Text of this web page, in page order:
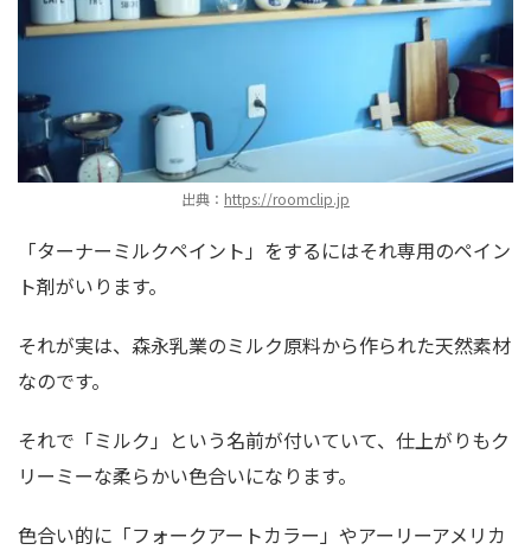
出典： https://roomclip.jp
「ターナーミルクペイント」をするにはそれ専用のペイン
ト剤がいります。
それが実は、森永乳業のミルク原料から作られた天然素材
なのです。
それで「ミルク」という名前が付いていて、仕上がりもク
リーミーな柔らかい色合いになります。
色合い的に「フォークアートカラー」やアーリーアメリカ